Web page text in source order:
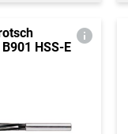
B901 HSS-E